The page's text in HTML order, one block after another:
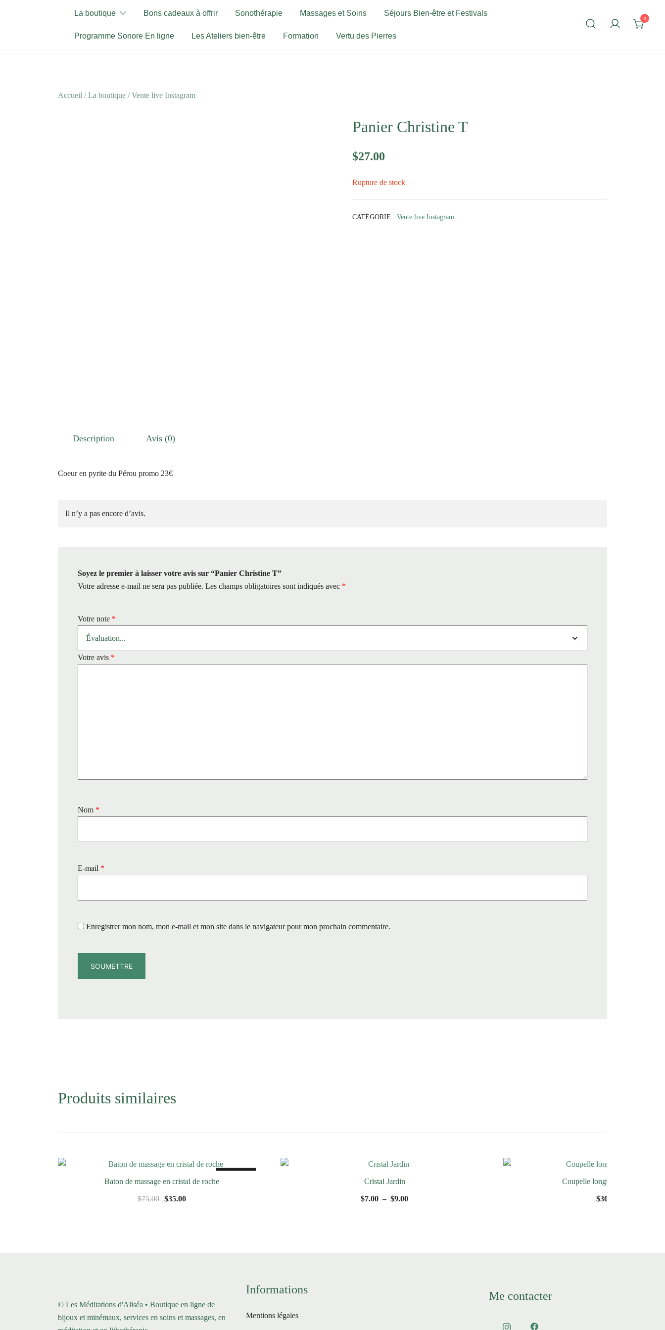
La boutique Bons cadeaux à offrir Sonothérapie Massages et Soins Séjours Bien-être et Festivals
Programme Sonore En ligne Les Ateliers bien-être Formation Vertu des Pierres
0
Accueil /La boutique /Vente live Instagram
Panier Christine T
$27.00
Rupture de stock
CATÉGORIE : Vente live Instagram
Description Avis (0)
Coeur en pyrite du Pérou promo 23€
Il n’y a pas encore d’avis.
Soyez le premier à laisser votre avis sur “Panier Christine T”
Votre adresse e-mail ne sera pas publiée. Les champs obligatoires sont indiqués avec *
Votre note *
Votre avis *
Nom *
E-mail *
Enregistrer mon nom, mon e-mail et mon site dans le navigateur pour mon prochain commentaire.
Produits similaires
Baton de massage en cristal de roche
$75.00 Le
$35.00Le
Cristal Jardin
$7.00 – $9.00Plage
Coupelle longue en Ortocère
$30.00
© Les Méditations d'Aliséa • Boutique en ligne de
bijoux et minémaux, services en soins et massages, en
Informations
Mentions légales
Me contacter